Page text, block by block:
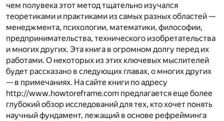
чем полувека этот метод тщательно изучался
теоретиками и практиками из самых разных областей —
менеджмента, психологии, математики, философии,
предпринимательства, технического изобретательства
и многих других. Эта книга в огромном долгу перед их
работами. О некоторых из этих ключевых мыслителей
будет рассказано в следующих главах, о многих других
— в примечаниях. На сайте книги по адресу
http://www.howtoreframe.com предлагается еще более
глубокий обзор исследований для тех, кто хочет понять
научный фундамент, лежащий в основе рефрейминга